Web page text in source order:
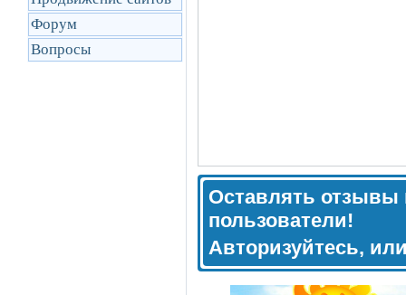
Форум
Вопросы
Оставлять отзывы
пользователи!
Авторизуйтесь,